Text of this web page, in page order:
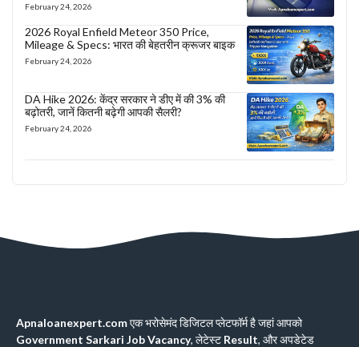
February 24, 2026
2026 Royal Enfield Meteor 350 Price,
Mileage & Specs: भारत की बेहतरीन क्रूजर बाइक
February 24, 2026
DA Hike 2026: केंद्र सरकार ने डीए में की 3% की
बढ़ोतरी, जानें कितनी बढ़ेगी आपकी सैलरी?
February 24, 2026
Apnaloanexpert.comएक भरोसेमंद डिजिटल प्लेटफॉर्म है जहां आपको
Government Sarkari Job Vacancy, लेटेस्ट Result, और अपडेटेड